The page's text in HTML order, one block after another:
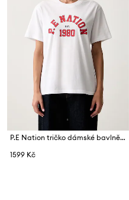
P.E Nation tričko dámské bavlněné
1599 Kč